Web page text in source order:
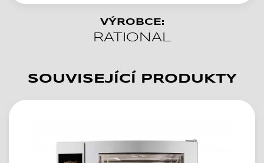
VÝROBCE:
RATIONAL
SOUVISEJÍCÍ PRODUKTY